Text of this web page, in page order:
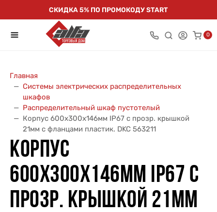
СКИДКА 5% ПО ПРОМОКОДУ START
0
Главная
Системы электрических распределительных
шкафов
Распределительный шкаф пустотелый
Корпус 600х300х146мм IP67 с прозр. крышкой
21мм с фланцами пластик. DKC 563211
КОРПУС
600Х300Х146ММ IP67 С
ПРОЗР. КРЫШКОЙ 21ММ